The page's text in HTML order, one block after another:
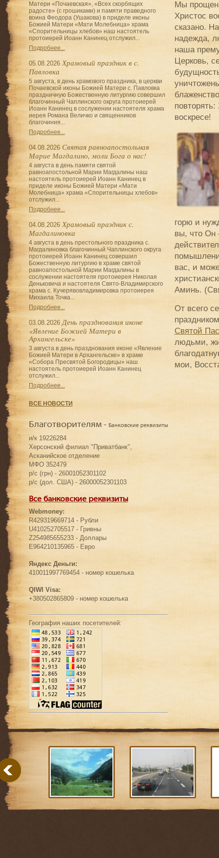
Мы
Христос
сказано.
надежда,
наша
Церковь,
воскресе!
горю и
вы, что
вас, и
Аминь.
От всего
Святой
людьми,
мои,
Матери «Почаевская», «Всех скорбящих
радосте» (с грошиками) и памяти праведного
воина Феодора (Ушакова) в приделе иконы
Божией Матери «Мати Молебница» храма
«Спорительницы хлебов» наш настоятель
протоиерей Иоанн Канинец отслужил...
Подробнее...
05.08.2026 Храмовый праздник в с.
Павловка
5 августа, в день храмового праздника, в церкви
Почаевской иконы Божией Матери с. Павловка
праздничную Божественную литургию совершил
благочинный Чаплинского округа протоиерей
Иоанн Канинец в сослужении настоятеля храма
иерея Романа Величко и священников
благочиния...
Подробнее...
04.08.2026 Святая равноапостольная
Марие Магдалино, моли Бога о нас!
4 августа в день памяти святой
равноапостольной Марии Магдалины наш
настоятель протоиерей Иоанн Канинец в
приделе иконы Божией Матери «Мати
Молебница» храма «Спорительницы хлебов»
отслужил...
Подробнее...
04.08.2026 Храмовый праздник с.
Магдалиновка
4 августа в день престольного праздника с.
Магдалиновка благочинный Чаплинского округа
протоиерей Иоанн Канинец совершил
Божественную литургию в храме святой
равноапостольной Марии Магдалины в
сослужении настоятеля протоиерея Николая
Деньковича и настоятеля Свято-Владимирского
храма с. Кучерявовладимировка протоиерея
Михаила Точка...
Подробнее...
03.08.2026 День празднования иконе
«Явление Божией Матери в
Архангельске»
3 августа в день празднования иконе «Явление
Божией Матери в Архангельске» в храме
«Собора Пресвятой Богородицы» наш
настоятель протоиерей Иоанн Канинец
отслужил...
Подробнее...
ВСЕ НОВОСТИ
Благотворителям - Банковские реквизиты
и/к 19226284
Херсонский филиал "Приватбанк",
Асканийское отделение
МФО 352479
р/с (грн) - 26001052301102
р/с (дол. США) - 26000052301103
Все банковские реквизиты
Webmoney:
R429319669714 - Рубли
U410252705517 - Гривны
Z254985655233 - Доллары
E964210135965 - Евро
Яндекс Деньги:
410011997769454 - номер кошелька
QIWI Visa:
+380502865809 - номер кошелька
География наших посетителей: